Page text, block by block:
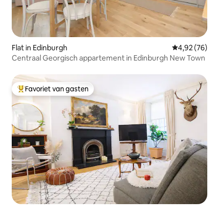
Flat in Edinburgh Gemiddelde
4,92 (76)
Centraal Georgisch appartement in Edinburgh New Town
Topfavoriet van gasten
Favoriet van gasten